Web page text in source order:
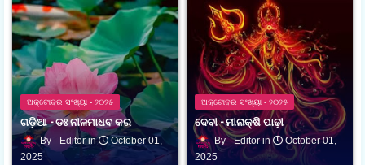
ଅକ୍ଟୋବର ସଂଖ୍ୟା - ୨୦୨୫
ଗଡ଼ିଆ - ଡଃ ନୀଳମାଧବ କର
Editor
October 01,
2025
ଅକ୍ଟୋବର ସଂଖ୍ୟା - ୨୦୨୫
ଦେବୀ - ମୀନାକ୍ଷି ପାଢ଼ୀ
Editor
October 01,
2025